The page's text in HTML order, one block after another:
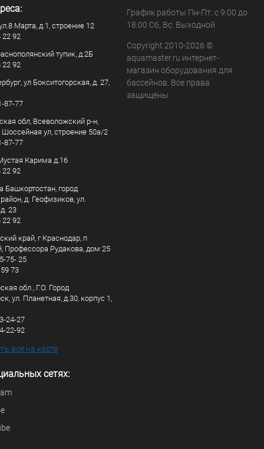
Марта, д.1, строение 12
22 92
тупик, д.2Б
22 92
ул Бокситогорская, д. 27,
87-77
обл, Всеволожский р-н,
Шоссейная ул, строение 50а/2
87-77
Карима д.16
22 92
Башкортостан, город
д. Геофизиков, ул.
23
22 92
край, г Краснодар, п
Профессора Рудакова, дом 25
75- 25
73
обл., Г.О. Город
ул. Планетная, д.30, корпус 1,
24-27
22-92
все на карте
сетях:
График работы Пн-Пт: с 9:00 до
18:00 Сб, Вс: Выходной
Copyright 2010-2026 ©
aquamaster.ru интернет-
магазин оборудования для
бассейнов. Все права
защищены.